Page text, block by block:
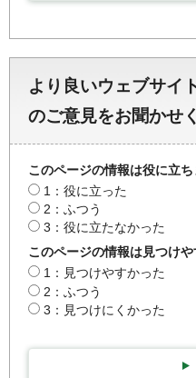
より良いウェブサイ
のご意見をお聞かせ
このページの情報は役に立ち
1：役に立った
2：ふつう
3：役に立たなかった
このページの情報は見つけ
1：見つけやすかった
2：ふつう
3：見つけにくかった